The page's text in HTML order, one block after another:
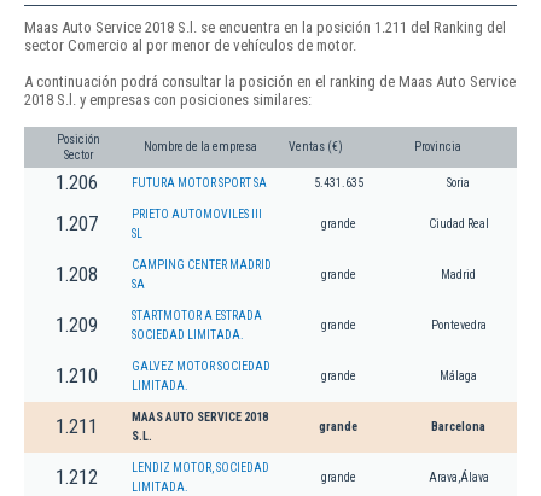
Maas Auto Service 2018 S.l. se encuentra en la posición 1.211 del Ranking del
sector Comercio al por menor de vehículos de motor.
A continuación podrá consultar la posición en el ranking de Maas Auto Service
2018 S.l. y empresas con posiciones similares:
Posición
Sector
Nombre de la empresa Ventas (€) Provincia
1.206 FUTURA MOTOR SPORT SA 5.431.635 Soria
1.207
PRIETO AUTOMOVILES III
SL
grande Ciudad Real
1.208
CAMPING CENTER MADRID
SA
grande Madrid
1.209
STARTMOTOR A ESTRADA
SOCIEDAD LIMITADA.
grande Pontevedra
1.210
GALVEZ MOTOR SOCIEDAD
LIMITADA.
grande Málaga
1.211
MAAS AUTO SERVICE 2018
S.L.
grande Barcelona
1.212
LENDIZ MOTOR, SOCIEDAD
LIMITADA.
grande Arava,Álava